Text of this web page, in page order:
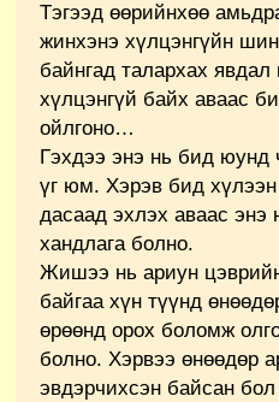
Тэгээд өөрийнхөө
жинхэнэ хүлцэнгүйн
байнгад талархах
хүлцэнгүй байх аваас
ойлгоно…
Гэхдээ энэ нь бид юунд
үг юм. Хэрэв бид
дасаад эхлэх аваас энэ
хандлага болно.
Жишээ нь ариун
байгаа хүн түүнд
өрөөнд орох боломж
болно. Хэрвээ өнөөдөр
эвдэрчихсэн байсан